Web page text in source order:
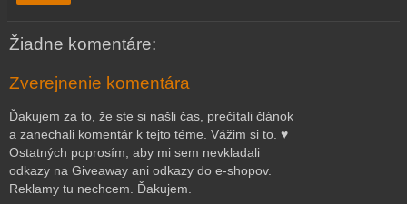
Žiadne komentáre:
Zverejnenie komentára
Ďakujem za to, že ste si našli čas, prečítali článok
a zanechali komentár k tejto téme. Vážim si to. ♥
Ostatných poprosím, aby mi sem nevkladali
odkazy na Giveaway ani odkazy do e-shopov.
Reklamy tu nechcem. Ďakujem.